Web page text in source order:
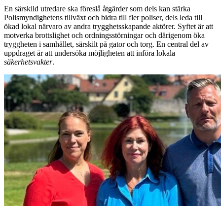
En särskild utredare ska föreslå åtgärder som dels kan stärka
Polismyndighetens tillväxt och bidra till fler poliser, dels leda till
ökad lokal närvaro av andra trygghetsskapande aktörer. Syftet är att
motverka brottslighet och ordningsstörningar och därigenom öka
tryggheten i samhället, särskilt på gator och torg. En central del av
uppdraget är att undersöka möjligheten att införa lokala
säkerhetsvakter.